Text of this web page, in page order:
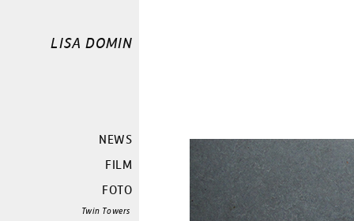
LISA DOMIN
NEWS
FILM
FOTO
Twin Towers